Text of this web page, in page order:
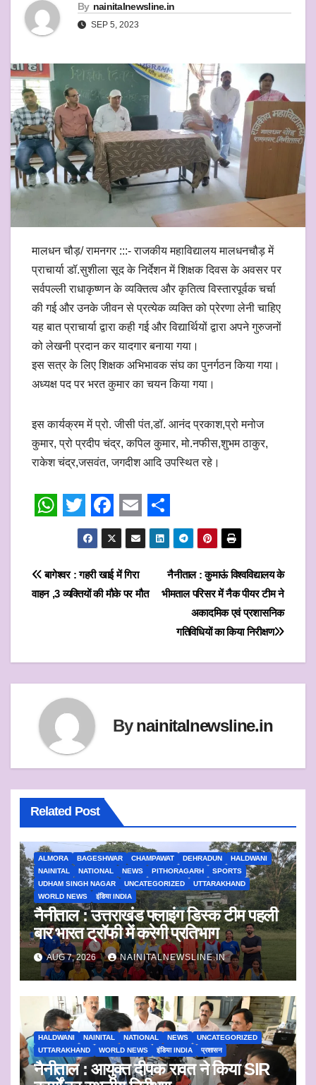
By nainitalnewsline.in
SEP 5, 2023
मालधन चौड़/ रामनगर :::- राजकीय महाविद्यालय मालधनचौड़ में
प्राचार्या डॉ.सुशीला सूद के निर्देशन में शिक्षक दिवस के अवसर पर
सर्वपल्ली राधाकृष्णन के व्यक्तित्व और कृतित्व विस्तारपूर्वक चर्चा
की गई और उनके जीवन से प्रत्येक व्यक्ति को प्रेरणा लेनी चाहिए
यह बात प्राचार्या द्वारा कही गई और विद्यार्थियों द्वारा अपने गुरुजनों
को लेखनी प्रदान कर यादगार बनाया गया।
इस सत्र के लिए शिक्षक अभिभावक संघ का पुनर्गठन किया गया।
अध्यक्ष पद पर भरत कुमार का चयन किया गया।
इस कार्यक्रम में प्रो. जीसी पंत,डॉ. आनंद प्रकाश,प्रो मनोज
कुमार, प्रो प्रदीप चंद्र, कपिल कुमार, मो.नफीस,शुभम ठाकुर,
राकेश चंद्र,जसवंत, जगदीश आदि उपस्थित रहे।
a
t
p
p
w
i
t
r
F
a
c
e
o
k
E
m
a
i
S
h
r
Post
navigation
नैनीताल : कुमाऊं विश्वविद्यालय के
भीमताल परिसर में नैक पीयर टीम ने
अकादमिक एवं प्रशासनिक
गतिविधियों का किया निरीक्षण
बागेश्वर : गहरी खाई में गिरा
वाहन ,3 व्यक्तियों की मौके पर मौत
Bynainitalnewsline.in
Related Post
ALMORA BAGESHWAR CHAMPAWAT DEHRADUN
HALDWANI
NAINITAL
NATIONAL NEWS PITHORAGARH
SPORTS
UDHAM SINGH NAGAR
UNCATEGORIZED
UTTARAKHAND
WORLD NEWS
इंडिया INDIA
नैनीताल : उत्तराखंड फ्लाइंग डिस्क टीम पहली
बार भारत ट्रॉफी में करेगी प्रतिभाग
AUG 7, 2026 NAINITALNEWSLINE.IN
HALDWANI NAINITAL NATIONAL NEWS
UNCATEGORIZED
UTTARAKHAND
WORLD NEWS इंडिया INDIA प्रशासन
नैनीताल : आयुक्त दीपक रावत ने किया SIR